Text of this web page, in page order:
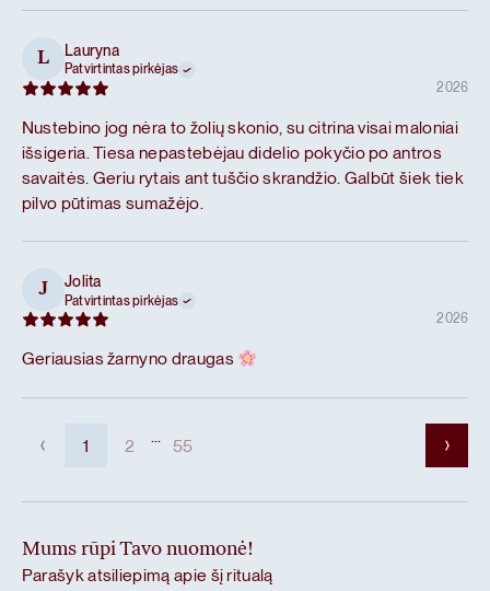
L Lauryna
Patvirtintas pirkėjas
2026
Nustebino jog nėra to žolių skonio, su citrina visai maloniai
išsigeria. Tiesa nepastebėjau didelio pokyčio po antros
savaitės. Geriu rytais ant tuščio skrandžio. Galbūt šiek tiek
pilvo pūtimas sumažėjo.
J Jolita
Patvirtintas pirkėjas
2026
Geriausias žarnyno draugas
1 2 ... 55
Mums rūpi Tavo nuomonė!
Parašyk atsiliepimą apie šį ritualą